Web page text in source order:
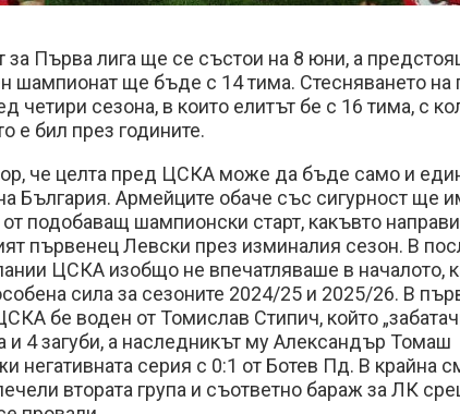
за Първа лига ще се състои на 8 юни, а
шампионат ще бъде с 14 тима. Стесняването на
четири сезона, в които елитът бе с 16 тима, с
е бил през годините.
че целта пред ЦСКА може да бъде само и
България. Армейците обаче със сигурност ще
подобаващ шампионски старт, какъвто направи
първенец Левски през изминалия сезон. В
ЦСКА изобщо не впечатляваше в началото,
сила за сезоните 2024/25 и 2025/26. В
бе воден от Томислав Стипич, който
и 4 загуби, а наследникът му Александър Томаш
негативната серия с 0:1 от Ботев Пд. В крайна
втората група и съответно бараж за ЛК